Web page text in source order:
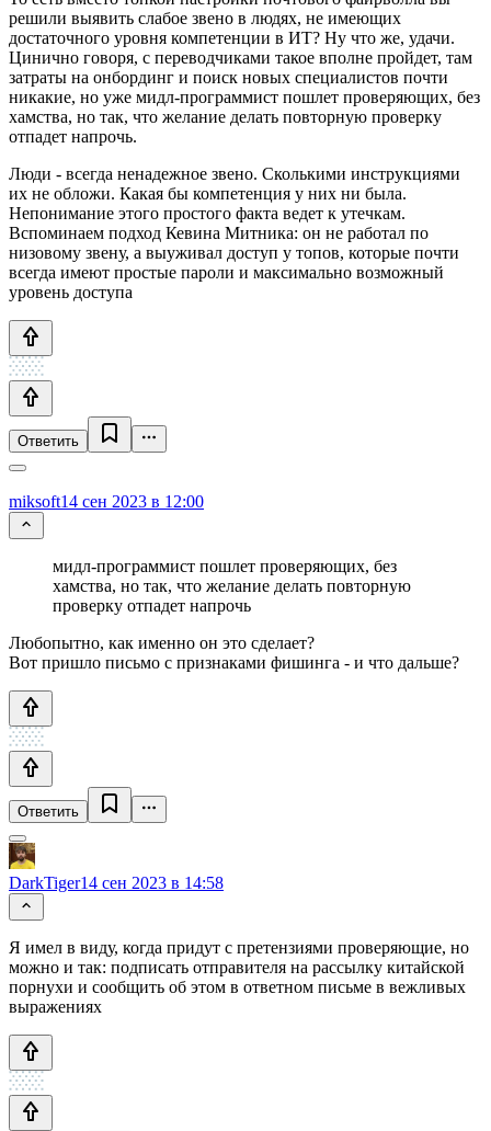
решили выявить слабое звено в людях, не имеющих
достаточного уровня компетенции в ИТ? Ну что же, удачи.
Цинично говоря, с переводчиками такое вполне пройдет, там
затраты на онбординг и поиск новых специалистов почти
никакие, но уже мидл-программист пошлет проверяющих, без
хамства, но так, что желание делать повторную проверку
отпадет напрочь.
Люди - всегда ненадежное звено. Сколькими инструкциями
их не обложи. Какая бы компетенция у них ни была.
Непонимание этого простого факта ведет к утечкам.
Вспоминаем подход Кевина Митника: он не работал по
низовому звену, а выуживал доступ у топов, которые почти
всегда имеют простые пароли и максимально возможный
уровень доступа
Ответить
miksoft14 сен 2023 в 12:00
мидл-программист пошлет проверяющих, без
хамства, но так, что желание делать повторную
проверку отпадет напрочь
Любопытно, как именно он это сделает?
Вот пришло письмо с признаками фишинга - и что дальше?
Ответить
DarkTiger14 сен 2023 в 14:58
Я имел в виду, когда придут с претензиями проверяющие, но
можно и так: подписать отправителя на рассылку китайской
порнухи и сообщить об этом в ответном письме в вежливых
выражениях